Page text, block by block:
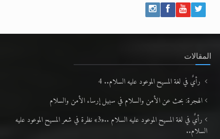
المقالات
رأيٌ في لغة المسيح الموعود عليه السلام.. 4
الهجرة: بحث عن الأمن والسلام في سبيل إرساء الأمن والسلام
رأيٌ في لغة المسيح الموعود عليه السلام ..«3» نظرة في شعر المسيح الموعود عليه
السلام..